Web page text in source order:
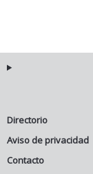
Directorio
Aviso de privacidad
Contacto